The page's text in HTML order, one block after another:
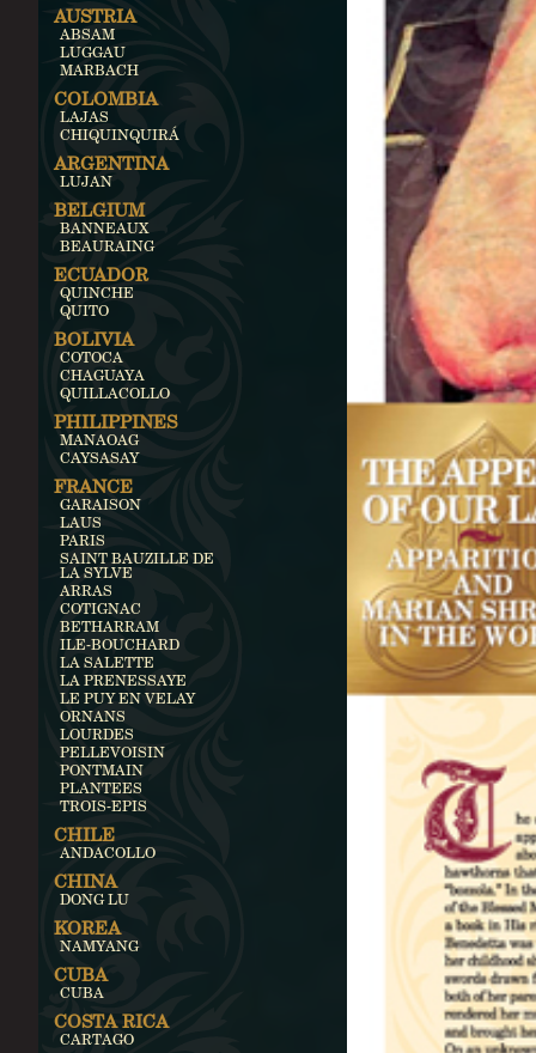
AUSTRIA
ABSAM
LUGGAU
MARBACH
COLOMBIA
LAJAS
CHIQUINQUIRÁ
ARGENTINA
LUJAN
BELGIUM
BANNEAUX
BEAURAING
ECUADOR
QUINCHE
QUITO
BOLIVIA
COTOCA
CHAGUAYA
QUILLACOLLO
PHILIPPINES
MANAOAG
CAYSASAY
FRANCE
GARAISON
LAUS
PARIS
SAINT BAUZILLE DE
LA SYLVE
ARRAS
COTIGNAC
BETHARRAM
ILE-BOUCHARD
LA SALETTE
LA PRENESSAYE
LE PUY EN VELAY
ORNANS
LOURDES
PELLEVOISIN
PONTMAIN
PLANTEES
TROIS-EPIS
CHILE
ANDACOLLO
CHINA
DONG LU
KOREA
NAMYANG
CUBA
CUBA
COSTA RICA
CARTAGO